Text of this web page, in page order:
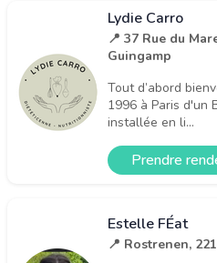
Lydie Carro
📍 37 Rue du
Guingamp
Tout d’abord
1996 à Paris d'un
installée en li...
Prendre
Estelle FÉat
📍 Rostrenen,